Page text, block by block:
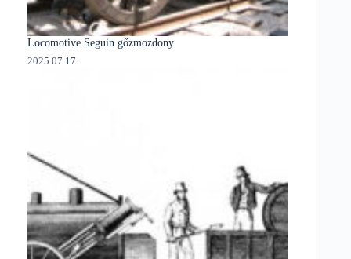
Locomotive Seguin gőzmozdony
2025.07.17.